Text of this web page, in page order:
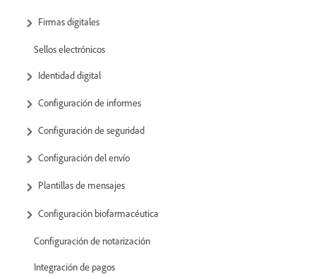
Firmas digitales
Sellos electrónicos
Identidad digital
Configuración de informes
Configuración de seguridad
Configuración del envío
Plantillas de mensajes
Configuración biofarmacéutica
Configuración de notarización
Integración de pagos